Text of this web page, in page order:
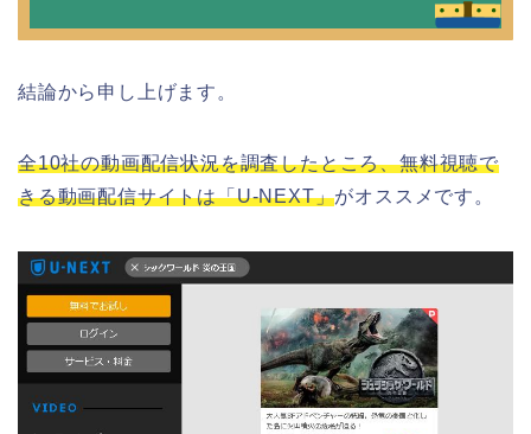
結論から申し上げます。
全10社の動画配信状況を調査したところ、無料視聴で
きる動画配信サイトは「U-NEXT」がオススメです。